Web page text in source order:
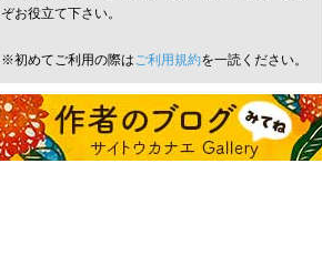
ぞお役立て下さい。
※初めてご利用の際はご利用規約を一読ください。